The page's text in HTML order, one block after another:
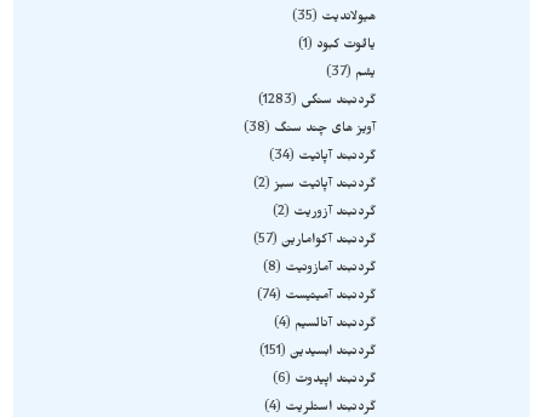
هیولاندیت
35
یاقوت کبود
1
یشم
37
گردنبند سنگی
1283
آویز های چند سنگ
38
گردنبند آپاتیت
34
گردنبند آپاتیت سبز 2
گردنبند آزوریت
2
گردنبند آکوامارین 57
گردنبند آمازونیت
8
گردنبند آمیتیست
74
گردنبند آنالسیم
4
گردنبند ابسیدین 151
گردنبند اپیدوت
6
گردنبند استلریت
4